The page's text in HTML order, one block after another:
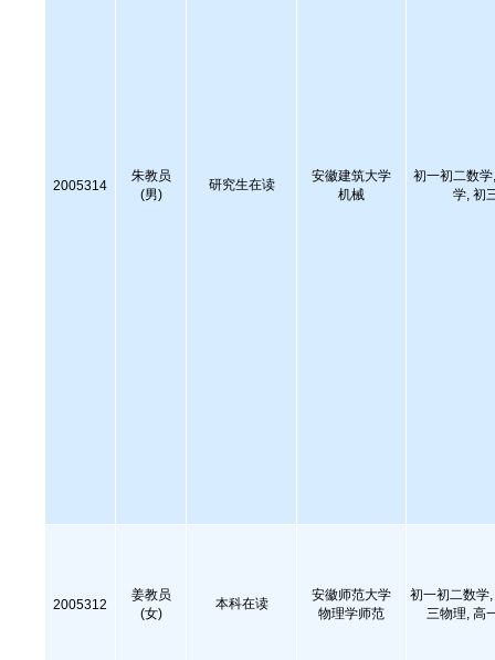
2005314
朱教员
(男)
研究生在读
安徽建筑大学
机械
初一初二数
学, 初
2005312
姜教员
(女)
本科在读
安徽师范大学
物理学师范
初一初二数学
三物理, 高